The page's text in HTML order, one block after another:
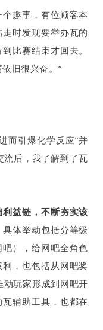
趣事，有位顾客本
时发现要举办瓦的
比赛结束才回去。
旧很兴奋。”
而引爆化学反应”并
流后，我了解到了瓦
益链，不断夯实该
具体举动包括分等级
），给网吧全角色
，也包括从网吧奖
动玩家形成到网吧开
辅助工具，也都在